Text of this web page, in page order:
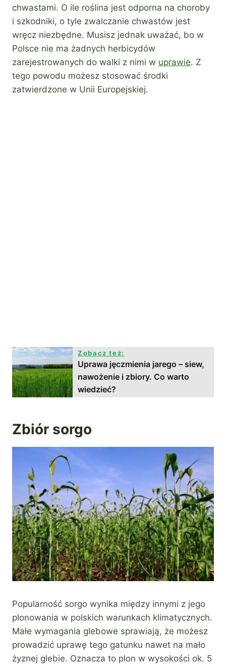
chwastami. O ile roślina jest odporna na choroby
i szkodniki, o tyle zwalczanie chwastów jest
wręcz niezbędne. Musisz jednak uważać, bo w
Polsce nie ma żadnych herbicydów
zarejestrowanych do walki z nimi w uprawie. Z
tego powodu możesz stosować środki
zatwierdzone w Unii Europejskiej.
Zobacz też:
Uprawa jęczmienia jarego – siew,
nawożenie i zbiory. Co warto
wiedzieć?
Zbiór sorgo
Popularność sorgo wynika między innymi z jego
plonowania w polskich warunkach klimatycznych.
Małe wymagania glebowe sprawiają, że możesz
prowadzić uprawę tego gatunku nawet na mało
żyznej glebie. Oznacza to plon w wysokości ok. 5